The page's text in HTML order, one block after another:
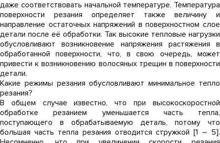
даже соответствовать начальной температуре. Температура
поверхности резания определяет также величину и
направление остаточных напряжений в поверхностном слое
детали после её обработки. Так высокие тепловые нагрузки
обусловливают возникновение напряжения растяжения в
обработанной поверхности, что, в свою очередь, может
привести к возникновению волосяных трещин в поверхности
детали.
Какие режимы резания обусловливают минимальное тепло
резания?
В общем случае известно, что при высокоскоростной
обработке резанием уменьшается часть тепла,
поступающего в обрабатываемую деталь, потому что
большая часть тепла резания отводится стружкой [1 – 5].